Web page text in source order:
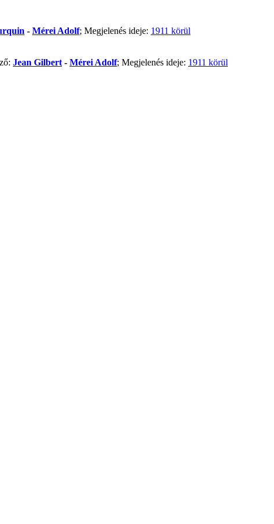
- Mérei Adolf; Megjelenés ideje: 1911 körül
Jean Gilbert - Mérei Adolf; Megjelenés ideje: 1911 körül